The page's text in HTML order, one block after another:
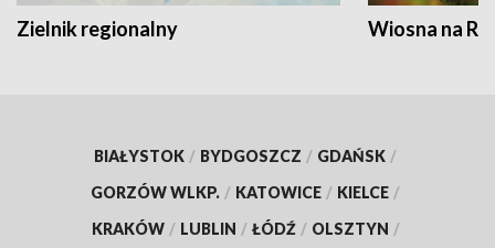
Zielnik regionalny Wiosna na
BIAŁYSTOK / BYDGOSZCZ / GDAŃSK /
GORZÓW WLKP. / KATOWICE / KIELCE /
KRAKÓW / LUBLIN / ŁÓDŹ / OLSZTYN /